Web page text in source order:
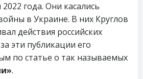
года. Они касались
в Украине. В них Круглов
действия российских
эти публикации его
по статье о так называемых
.